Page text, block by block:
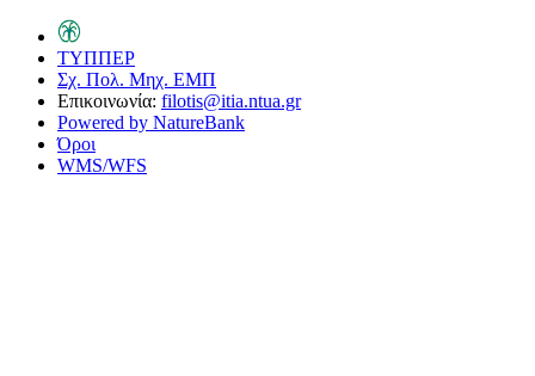
ΤΥΠΠΕΡ
Σχ. Πολ. Μηχ. ΕΜΠ
Επικοινωνία: filotis@itia.ntua.gr
Powered by NatureBank
Όροι
WMS/WFS